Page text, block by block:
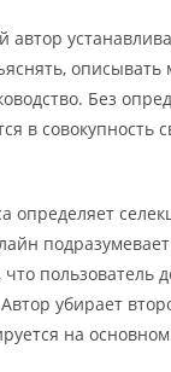
автор
описывать
Без
в совокупность
определяет
что пользователь
убирает
на